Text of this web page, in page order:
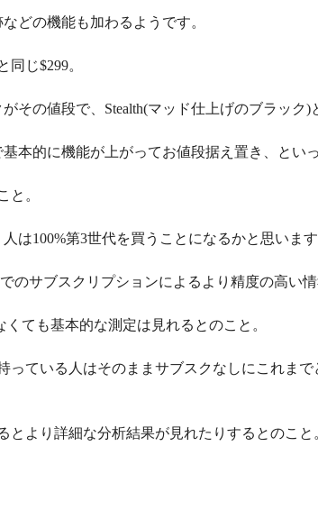
どの機能も加わるようです。
じ$299。
その値段で、Stealth(マッド仕上げのブラック)
本的に機能が上がってお値段据え置き、といっ
と。
は100%第3世代を買うことになるかと思います
のサブスクリプションによるより精度の高い
くても基本的な測定は見れるとのこと。
っている人はそのままサブスクなしにこれま
とより詳細な分析結果が見れたりするとのこと